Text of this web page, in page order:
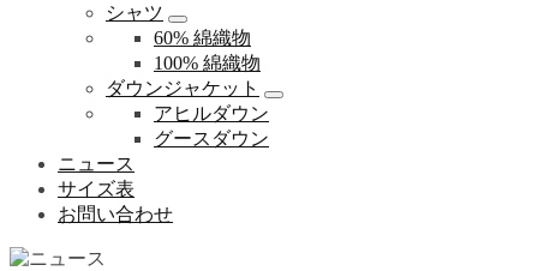
シャツ
60% 綿織物
100% 綿織物
ダウンジャケット
アヒルダウン
グースダウン
ニュース
サイズ表
お問い合わせ